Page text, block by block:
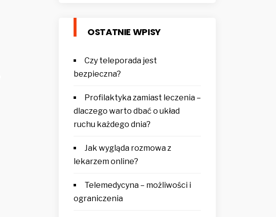
OSTATNIE WPISY
Czy teleporada jest
bezpieczna?
Profilaktyka zamiast leczenia –
dlaczego warto dbać o układ
ruchu każdego dnia?
Jak wygląda rozmowa z
lekarzem online?
Telemedycyna – możliwości i
ograniczenia